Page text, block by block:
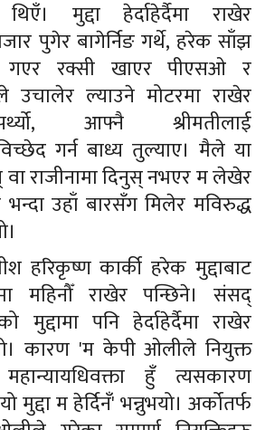
मुद्दा हेर्दाहेर्दैमा राखेर
पुगेर बागेर्निङ गर्थे, हरेक साँझ
गएर रक्सी खाएर पीएसओ र
उचालेर ल्याउने मोटरमा राखेर
आफ्नै श्रीमतीलाई
गर्न बाध्य तुल्याए। मैले या
वा राजीनामा दिनुस् नभएर म लेखेर
उहाँ बारसँग मिलेर मविरुद्ध
हरिकृष्ण कार्की हरेक मुद्दाबाट
महिनौँ राखेर पन्छिने। संसद्
मुद्दामा पनि हेर्दाहेर्दैमा राखेर
कारण 'म केपी ओलीले नियुक्त
हुँ त्यसकारण
मुद्दा म हेर्दिनँ' भन्नुभयो। अर्कोतर्फ